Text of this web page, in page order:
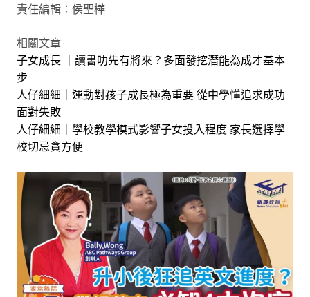
責任編輯：侯聖樺
相關文章
子女成長 ｜讀書叻先有將來？多面發挖潛能為成才基本
步
人仔細細｜運動對孩子成長極為重要 從中學懂追求成功
面對失敗
人仔細細｜學校教學模式影響子女投入程度 家長選擇學
校切忌貪方便